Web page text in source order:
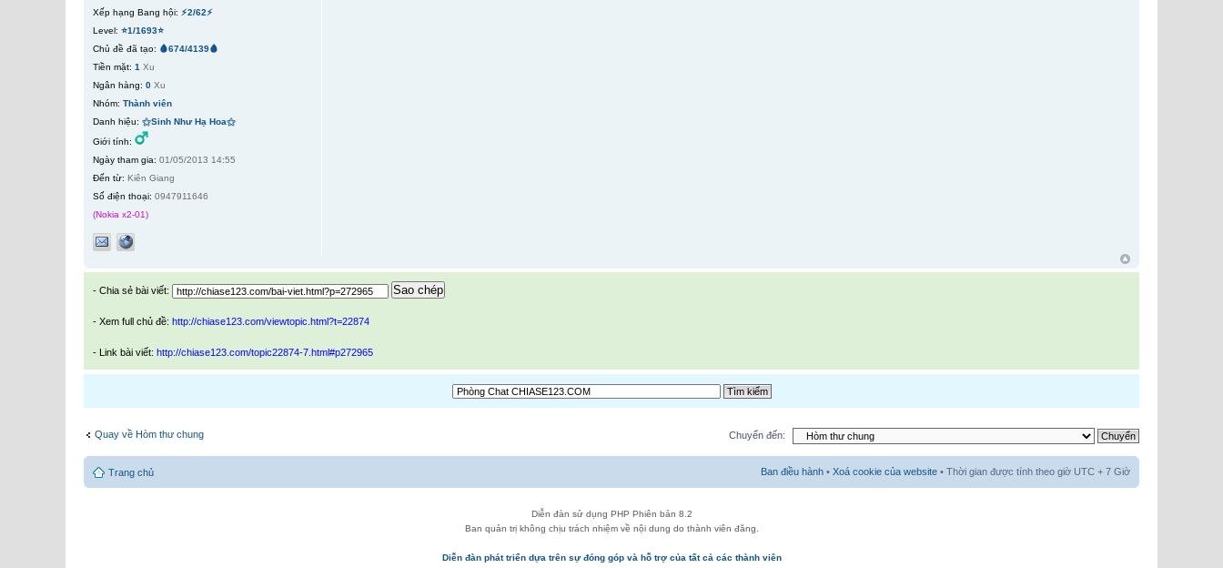
Xếp hạng Bang hội: ⚡2/62⚡
Level: ⭐1/1693⭐
Chủ đề đã tạo: 🩸674/4139🩸
Tiền mặt: 1 Xu
Ngân hàng: 0 Xu
Nhóm: Thành viên
Danh hiệu: ⚝Sinh Như Hạ Hoa⚝
Giới tính:
Ngày tham gia: 01/05/2013 14:55
Đến từ: Kiên Giang
Số điện thoại: 0947911646
(Nokia x2-01)
- Chia sẻ bài viết: Sao chép
- Xem full chủ đề: http://chiase123.com/viewtopic.html?t=22874
- Link bài viết: http://chiase123.com/topic22874-7.html#p272965
Quay về Hòm thư chung Chuyển đến:
Trang chủ Ban điều hành • Xoá cookie của website • Thời gian được tính theo giờ UTC + 7 Giờ
Diễn đàn sử dụng PHP Phiên bản 8.2
Ban quản trị không chịu trách nhiệm về nội dung do thành viên đăng.
Diễn đàn phát triển dựa trên sự đóng góp và hỗ trợ của tất cả các thành viên